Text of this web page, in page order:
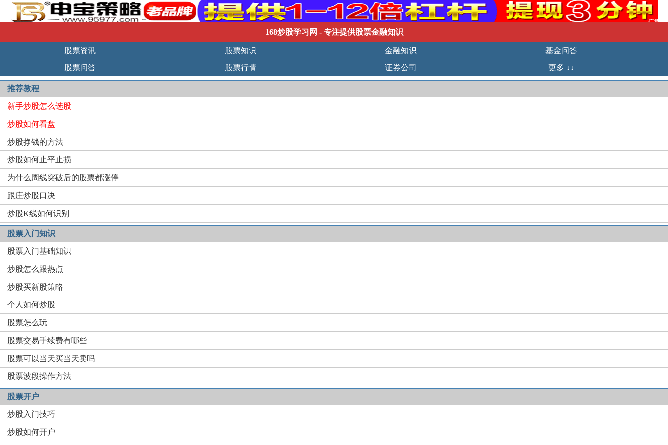
168炒股学习网 - 专注提供股票金融知识
股票资讯 股票知识 金融知识
基金问答
股票问答
股票行情 证券公司 更多 ↓↓
推荐教程
新手炒股怎么选股
炒股如何看盘
炒股挣钱的方法
炒股如何止平止损
为什么周线突破后的股票都涨停
跟庄炒股口决
炒股K线如何识别
股票入门知识
股票入门基础知识
炒股怎么跟热点
炒股买新股策略
个人如何炒股
股票怎么玩
股票交易手续费有哪些
股票可以当天买当天卖吗
股票波段操作方法
股票开户
炒股入门技巧
炒股如何开户